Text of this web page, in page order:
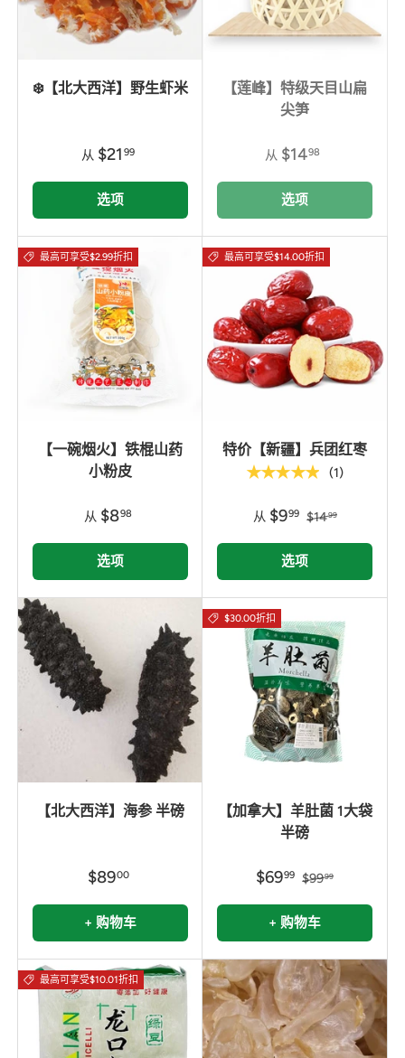
❄️【北大西洋】野生虾米
从 $21 99
选项
【莲峰】特级天目山扁
尖笋
从 $1498
选项
最高可享受$2.99折扣
【一碗烟火】铁棍山药
小粉皮
从 $898
选项
最高可享受$14.00折扣
特价【新疆】兵团红枣
★★★★★ (1)
从 $999 $1499
选项
【北大西洋】海参 半磅
$8900
+ 购物车
$30.00折扣
【加拿大】羊肚菌 1大袋
半磅
$6999 $9999
+ 购物车
最高可享受$10.01折扣